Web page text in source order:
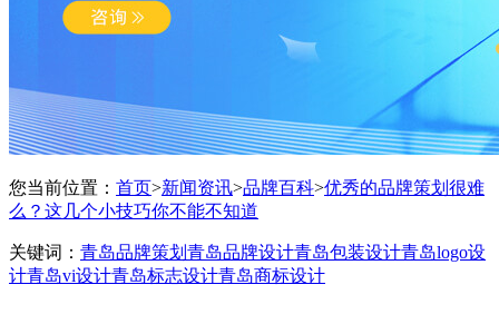
您当前位置： 首页>新闻资讯>品牌百科>优秀的品牌策划很难
么？这几个小技巧你不能不知道
关键词： 青岛品牌策划 青岛品牌设计青岛包装设计青岛logo设
计青岛vi设计青岛标志设计青岛商标设计